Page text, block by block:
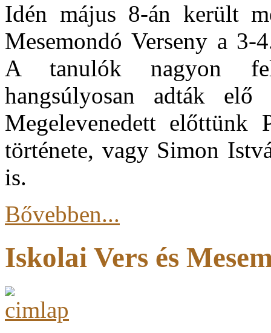
Idén május 8-án került
Mesemondó Verseny a
A tanulók nagyon
hangsúlyosan adták elő
Megelevenedett
története, vagy Simon
is.
Bővebben...
Iskolai Vers és